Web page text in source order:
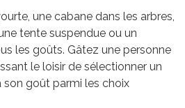
une cabane dans les arbres,
tente suspendue ou un
les goûts. Gâtez une personne
le loisir de sélectionner un
son goût parmi les choix